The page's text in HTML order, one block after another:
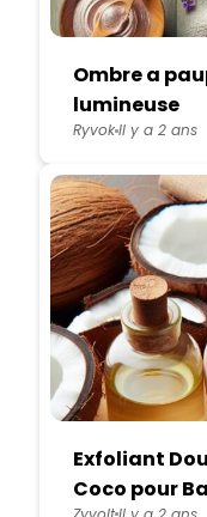
Ombre a
lumineuse
RyvokIl y a 2 ans
Exfoliant
Coco pour